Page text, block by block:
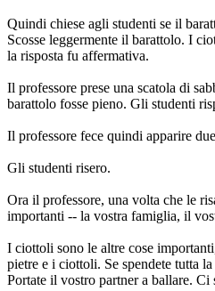
Quindi chiese agli studenti se il
Scosse leggermente il barattolo. I
la risposta fu affermativa.
Il professore prese una scatola di
barattolo fosse pieno. Gli studenti
Il professore fece quindi apparire
Gli studenti risero.
Ora il professore, una volta che le
importanti -- la vostra famiglia, il
I ciottoli sono le altre cose
pietre e i ciottoli. Se spendete tutta
Portate il vostro partner a ballare. Ci